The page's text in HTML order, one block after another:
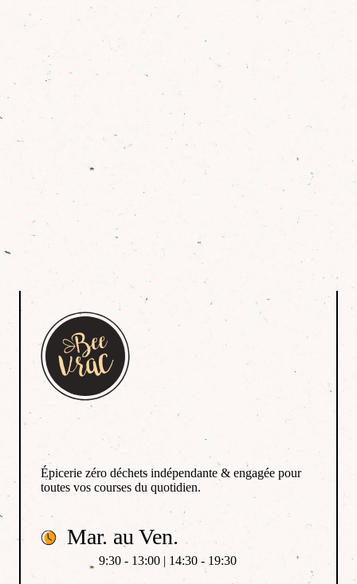
Épicerie zéro déchets indépendante & engagée pour
toutes vos courses du quotidien.
Mar. au Ven.
9:30 - 13:00 | 14:30 - 19:30